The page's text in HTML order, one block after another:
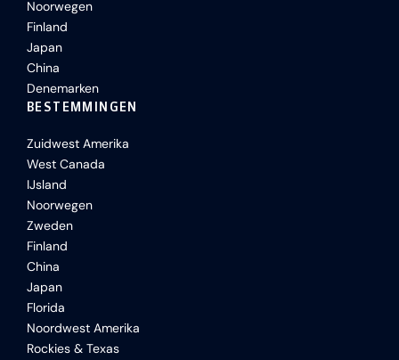
Noorwegen
Finland
Japan
China
Denemarken
BESTEMMINGEN
Zuidwest Amerika
West Canada
IJsland
Noorwegen
Zweden
Finland
China
Japan
Florida
Noordwest Amerika
Rockies & Texas